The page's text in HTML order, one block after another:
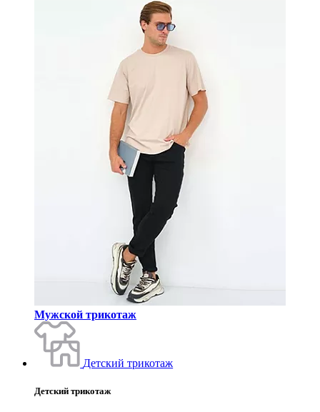
Мужской трикотаж
Детский трикотаж
Детский трикотаж